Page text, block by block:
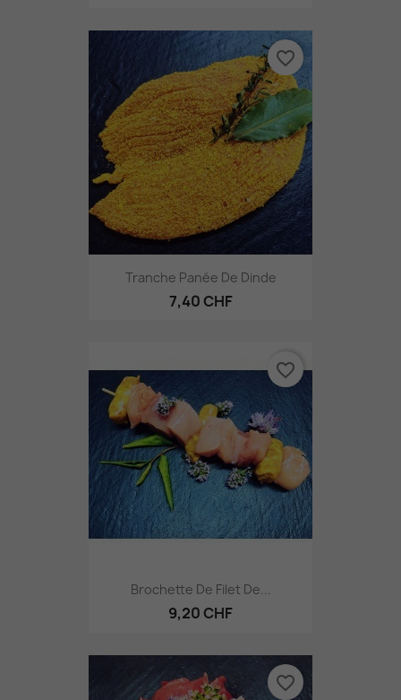
Tranche Panée De Dinde
7,40 CHF
favorite_border
Brochette De Filet De...
9,20 CHF
favorite_border
favorite_border